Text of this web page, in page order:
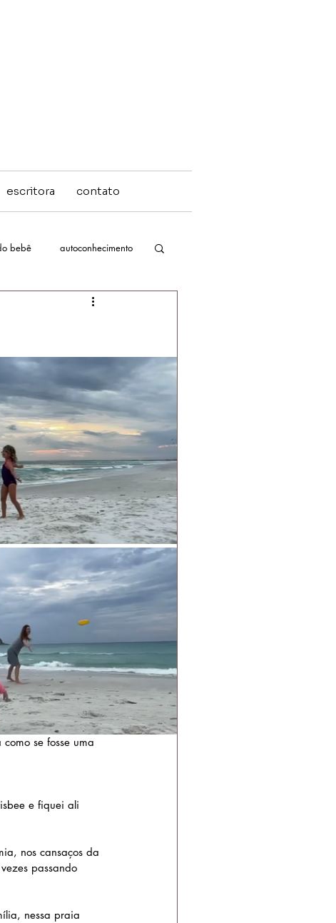
escritora contato
bebê autoconhecimento
mover
se fosse uma
e fiquei ali
nos cansaços da
passando
nessa praia